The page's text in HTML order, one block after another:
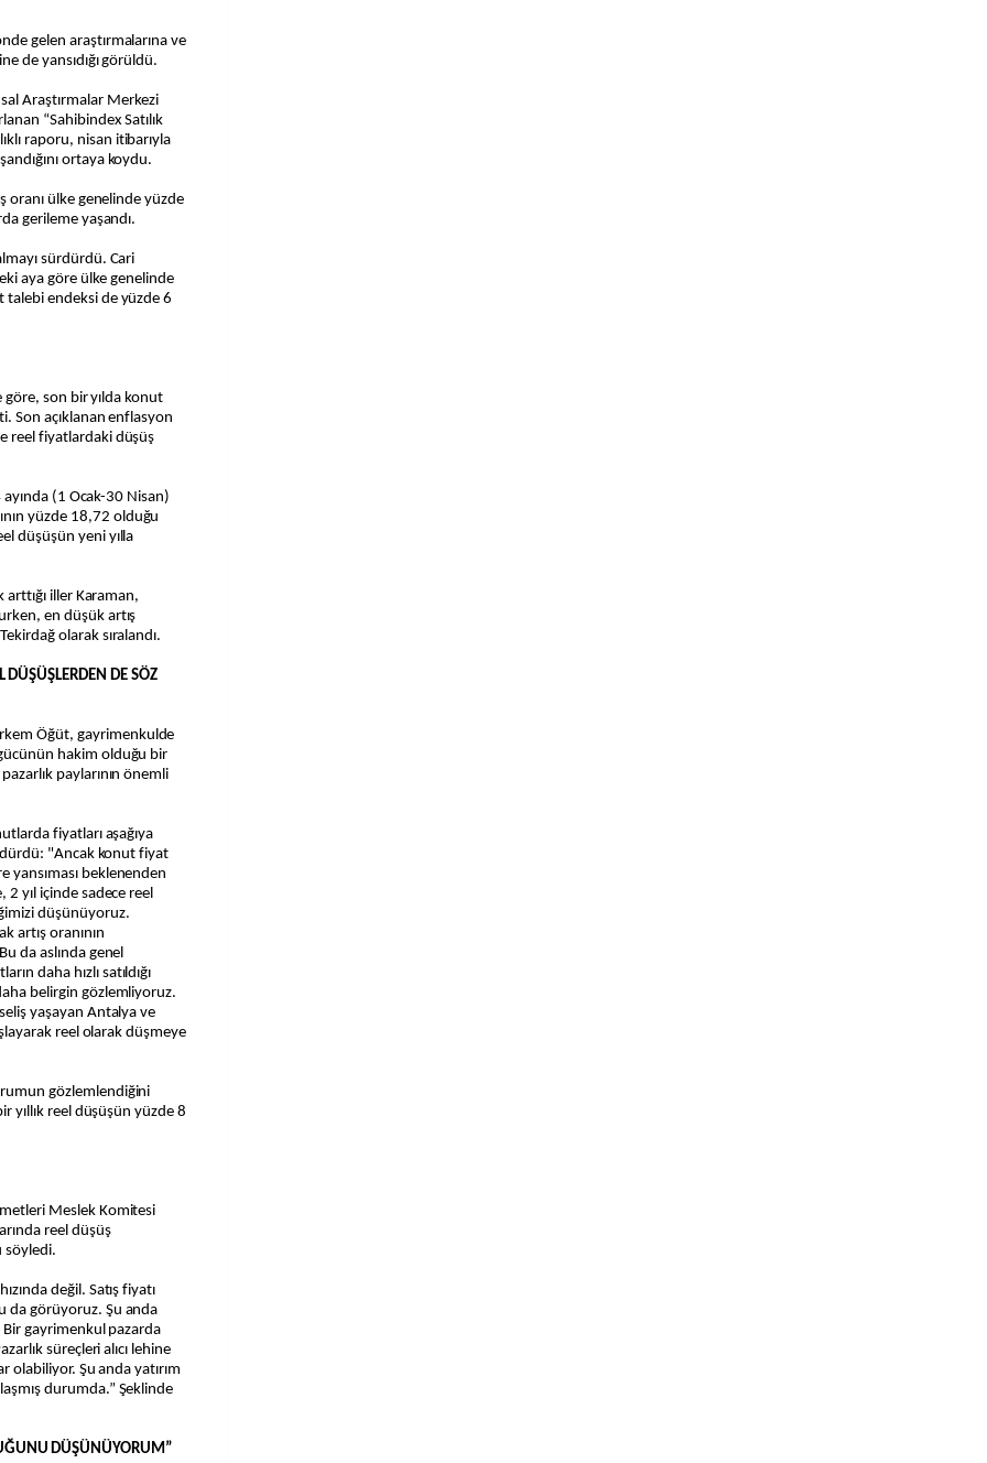
gelen araştırmalarına ve
de yansıdığı görüldü.
Araştırmalar Merkezi
“Sahibindex Satılık
raporu, nisan itibarıyla
ortaya koydu.
oranı ülke genelinde yüzde
gerileme yaşandı.
sürdürdü. Cari
aya göre ülke genelinde
talebi endeksi de yüzde 6
göre, son bir yılda konut
Son açıklanan enflasyon
reel fiyatlardaki düşüş
ayında (1 Ocak-30 Nisan)
yüzde 18,72 olduğu
düşüşün yeni yılla
arttığı iller Karaman,
en düşük artış
olarak sıralandı.
DE SÖZ
Öğüt, gayrimenkulde
hakim olduğu bir
paylarının önemli
fiyatları aşağıya
"Ancak konut fiyat
yansıması beklenenden
yıl içinde sadece reel
düşünüyoruz.
artış oranının
da aslında genel
daha hızlı satıldığı
belirgin gözlemliyoruz.
yaşayan Antalya ve
reel olarak düşmeye
gözlemlendiğini
yıllık reel düşüşün yüzde 8
Meslek Komitesi
reel düşüş
söyledi.
değil. Satış fiyatı
da görüyoruz. Şu anda
Bir gayrimenkul pazarda
süreçleri alıcı lehine
olabiliyor. Şu anda yatırım
durumda.” Şeklinde
DÜŞÜNÜYORUM”